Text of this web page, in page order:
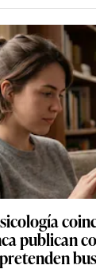
publican